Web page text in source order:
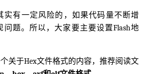
实有一定风险的，如果代码量不断增
问题。所以，大家要主要设置Flash地
关于Hex文件格式的内容，推荐阅读文